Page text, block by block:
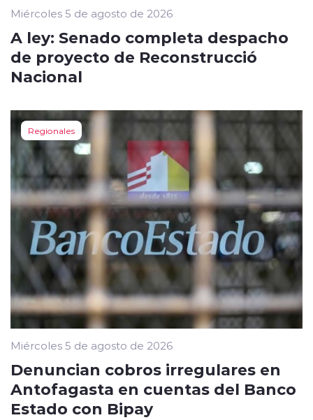
Miércoles 5 de agosto de 2026
A ley: Senado completa despacho
de proyecto de Reconstrucció
Nacional
Regionales
Miércoles 5 de agosto de 2026
Denuncian cobros irregulares en
Antofagasta en cuentas del Banco
Estado con Bipay